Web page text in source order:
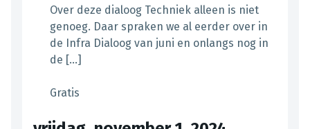
Over deze dialoog Techniek alleen is niet
genoeg. Daar spraken we al eerder over in
de Infra Dialoog van juni en onlangs nog in
de […]
Gratis